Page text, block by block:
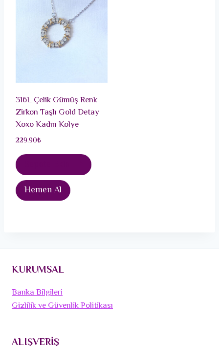
316L Çelik Gümüş Renk
Zirkon Taşlı Gold Detay
Xoxo Kadın Kolye
229.90₺
Hemen Al
KURUMSAL
Banka Bilgileri
Gizlilik ve Güvenlik Politikası
ALIŞVERİŞ